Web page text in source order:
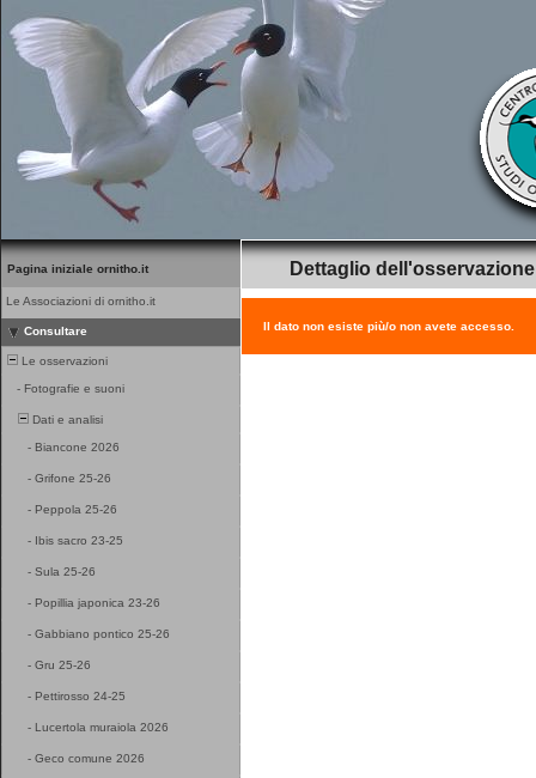
Pagina iniziale ornitho.it
Le Associazioni di ornitho.it
Consultare
Le osservazioni
- Fotografie e suoni
Dati e analisi
- Biancone 2026
- Grifone 25-26
- Peppola 25-26
- Ibis sacro 23-25
- Sula 25-26
- Popillia japonica 23-26
- Gabbiano pontico 25-26
- Gru 25-26
- Pettirosso 24-25
- Lucertola muraiola 2026
- Geco comune 2026
Dettaglio dell'osservazione
Il dato non esiste più/o non avete accesso.